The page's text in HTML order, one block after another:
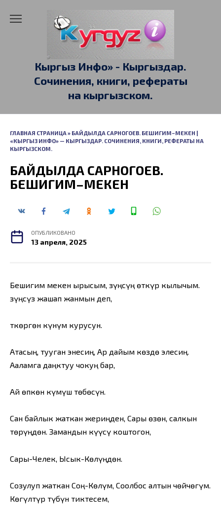
Кыргыз Инфо» - Кыргыздар.
Сочинения, книги, рефераты
на кыргызском.
ГЛАВНАЯ СТРАНИЦА» БАЙДЫЛДА САРНОГОЕВ. БЕШИГИМ–МЕКЕН |
«КЫРГЫЗ ИНФО» — КЫРГЫЗДАР. СОЧИНЕНИЯ, КНИГИ, РЕФЕРАТЫ НА
КЫРГЫЗСКОМ.
БАЙДЫЛДА САРНОГОЕВ.
БЕШИГИМ–МЕКЕН
ОПУБЛИКОВАНО
13 апреля, 2025
Бешигим мекен ырысым, Өзүңсүң өткүр кылычым.
Өзүңсүз жашап жанмын деп,
Өткөргөн күнүм курусун.
Атасың, тууган энесиң, Ар дайым көздө элесиң.
Ааламга даңктуу чокуң бар,
Ай өпкөн күмүш төбөсүн.
Сан байлык жаткан жериңден, Сары өзөн, салкын
төрүңдөн. Замандын күүсү коштогон,
Сары-Челек, Ысык-Көлүңдөн.
Созулуп жаткан Соң-Көлүм, Соолбос алтын чөйчөгүм.
Көгүлтүр түбүн тиктесем,